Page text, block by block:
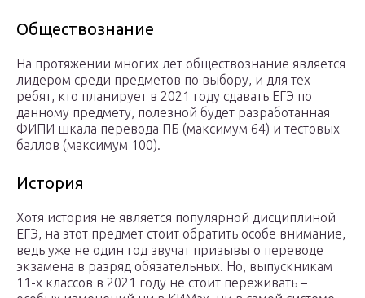
Обществознание
На протяжении многих лет обществознание является
лидером среди предметов по выбору, и для тех
ребят, кто планирует в 2021 году сдавать ЕГЭ по
данному предмету, полезной будет разработанная
ФИПИ шкала перевода ПБ (максимум 64) и тестовых
баллов (максимум 100).
История
Хотя история не является популярной дисциплиной
ЕГЭ, на этот предмет стоит обратить особе внимание,
ведь уже не один год звучат призывы о переводе
экзамена в разряд обязательных. Но, выпускникам
11-х классов в 2021 году не стоит переживать –